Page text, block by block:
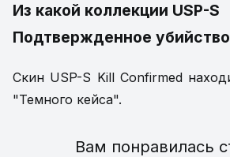
Из какой коллекции USP-S
Подтвержденное убийство
Скин USP-S Kill Confirmed
"Темного кейса".
Вам понравилась